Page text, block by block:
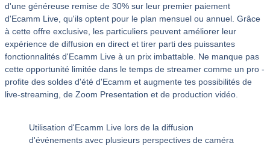
d'une généreuse remise de 30% sur leur premier paiement
d'Ecamm Live, qu'ils optent pour le plan mensuel ou annuel. Grâce
à cette offre exclusive, les particuliers peuvent améliorer leur
expérience de diffusion en direct et tirer parti des puissantes
fonctionnalités d'Ecamm Live à un prix imbattable. Ne manque pas
cette opportunité limitée dans le temps de streamer comme un pro -
profite des soldes d'été d'Ecamm et augmente tes possibilités de
live-streaming, de Zoom Presentation et de production vidéo.
Utilisation d'Ecamm Live lors de la diffusion
d'événements avec plusieurs perspectives de caméra